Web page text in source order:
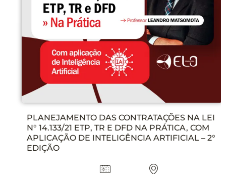
PLANEJAMENTO DAS CONTRATAÇÕES NA LEI
N° 14.133/21 ETP, TR E DFD NA PRÁTICA, COM
APLICAÇÃO DE INTELIGÊNCIA ARTIFICIAL – 2°
EDIÇÃO